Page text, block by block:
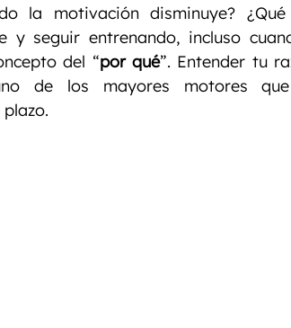
Personalizado Entrenamiento
la motivación disminuye?
y seguir entrenando, incluso
del “por qué”. Entender tu
de los mayores motores